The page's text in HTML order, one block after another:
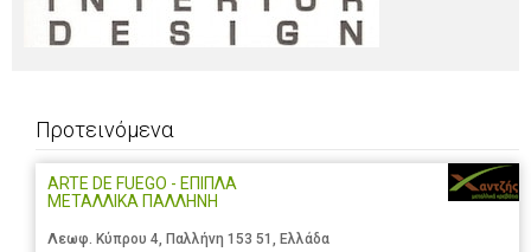
Προτεινόμενα
ARTE DE FUEGO - ΕΠΙΠΛΑ
ΜΕΤΑΛΛΙΚΑ ΠΑΛΛΗΝΗ
Λεωφ. Κύπρου 4, Παλλήνη 153 51, Ελλάδα